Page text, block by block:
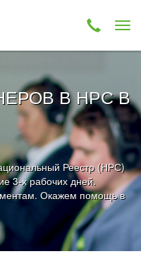
В НРС В
Реестр (НРС)
3-х рабочих дней.
Окажем помощь в